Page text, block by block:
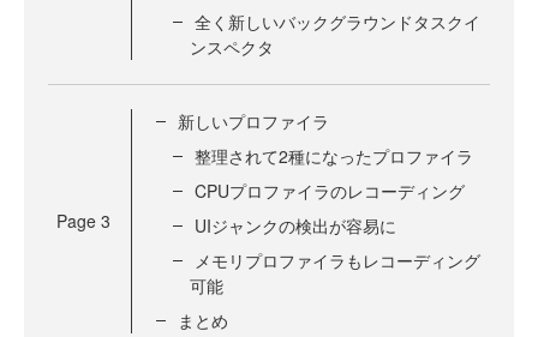
全く新しいバックグラウンドタスクイ
ンスペクタ
Page 3
新しいプロファイラ
整理されて2種になったプロファイラ
CPUプロファイラのレコーディング
UIジャンクの検出が容易に
メモリプロファイラもレコーディング
可能
まとめ